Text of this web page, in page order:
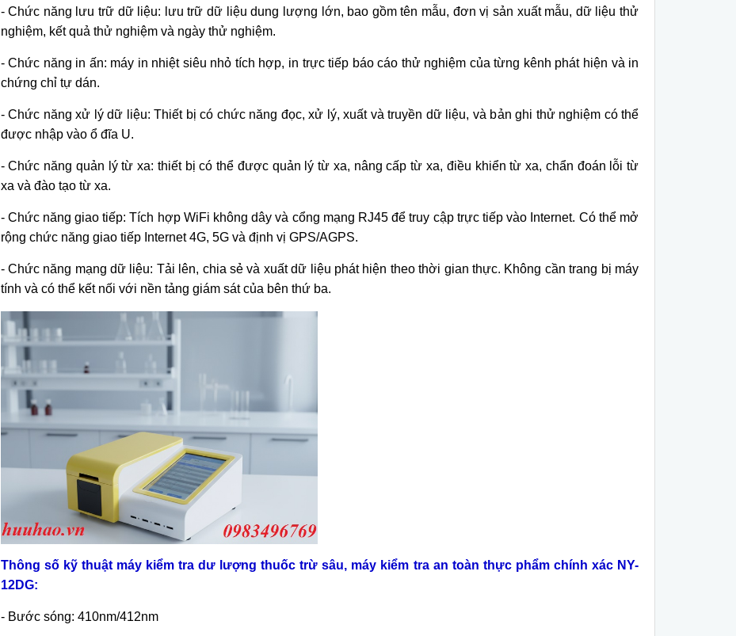
- Chức năng lưu trữ dữ liệu: lưu trữ dữ liệu dung lượng lớn, bao gồm tên mẫu, đơn vị sản xuất mẫu, dữ liệu thử
nghiệm, kết quả thử nghiệm và ngày thử nghiệm.
-Chức năng in ấn: máy in nhiệt siêu nhỏ tích hợp, in trực tiếp báo cáo thử nghiệm của từng kênh phát hiện và in
chứng chỉ tự dán.
- Chức năng xử l ý dữ liệu: Thiết bị có chức năng đọc, xử l ý, xuất và truyền dữ liệu, và bản ghi thử nghiệm có thể
được nhập vào ổ đĩa U.
-Chức năng quản l ý từ xa: thiết bị có thể được quản lý từ xa, nâng cấp từ xa, điều khiển từ xa, chẩn đoán lỗi từ
xa và đào tạo từ xa.
-Chức năng giao tiếp: Tích hợp WiFi không dây và cổng mạng RJ45 để truy cập trực tiếp vào Internet. Có thể mở
rộng chức năng giao tiếp Internet 4G, 5G và định vị GPS/AGPS.
-Chức năng mạng dữ liệu: Tải lên, chia sẻ và xuất dữ liệu phát hiện theo thời gian thực. Không cần trang bị máy
tính và có thể kết nối với nền tảng giám sát của bên thứ ba.
Thông số kỹ thuật máy kiểm tra dư lượng thuốc trừ sâu, máy kiểm tra an toàn thực phẩm chính xác NY-
12DG:
- Bước sóng: 410nm/412nm